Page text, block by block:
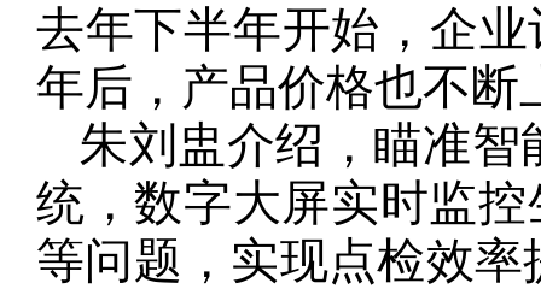
去年下半年开始，企
年后，产品价格也不断
朱刘盅介绍，瞄准智
统，数字大屏实时监
等问题，实现点检效率